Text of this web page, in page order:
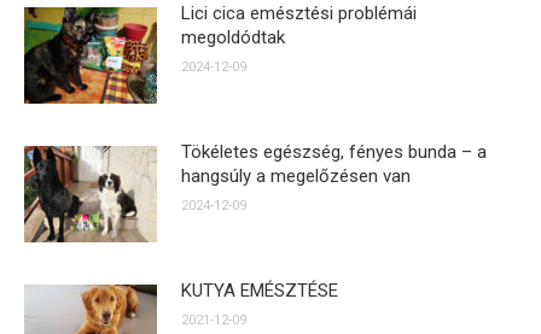
Lici cica emésztési problémái
megoldódtak
2024-12-09
Tökéletes egészség, fényes bunda – a
hangsúly a megelőzésen van
2024-12-09
KUTYA EMÉSZTÉSE
2021-12-09